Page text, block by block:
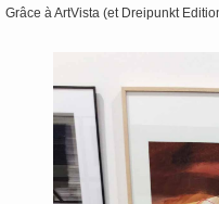
Grâce à ArtVista (et Dreipunkt